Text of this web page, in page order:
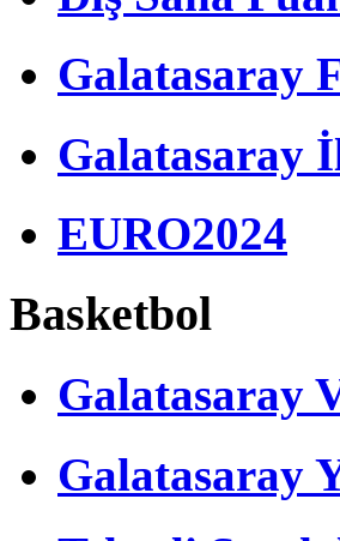
Avusturya kampında
Arda Turan'dan
dikkat çeken
Yunus Akgün'den
Fenerbahçe itirafı!
Galatasaray
Galatasaray
EURO2024
Basketbol
Galatasaray
Galatasaray